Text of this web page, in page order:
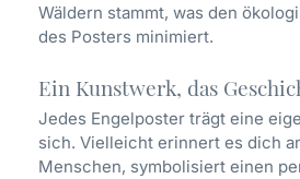
Wäldern stammt, was den
des Posters minimiert.
Ein Kunstwerk, das
Jedes Engelposter trägt eine
sich. Vielleicht erinnert es dich
Menschen, symbolisiert einen